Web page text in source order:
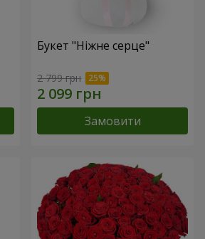
Букет "Ніжне серце"
2 799 грн
Замовити